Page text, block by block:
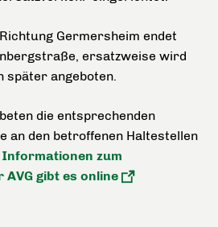
Germersheim endet
ersatzweise wird
später angeboten.
die entsprechenden
an den betroffenen Haltestellen
zum
gibt es online